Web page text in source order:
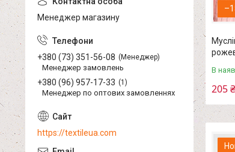
В
205
Менеджер магазину
+380 (73) 351-56-08 Менеджер
Менеджер замовлень
+380 (96) 957-17-33 1
Менеджер по оптових замовленнях
https://textileua.com